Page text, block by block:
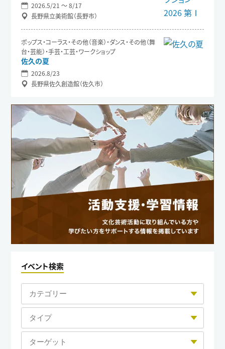
2026.5/21 〜 8/17
長野県立美術館（長野市）
ポップス・コーラス・その他（音楽）・ダンス・その他（舞
台・芸能）・手芸・工芸・ワークショップ
佐久の夏
2026.8/23
長野県佐久創造館（佐久市）
イベント検索